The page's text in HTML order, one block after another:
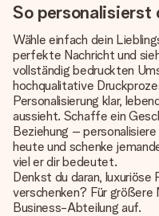
So personalisierst
Wähle einfach dein
perfekte Nachricht und
vollständig bedruckten
hochqualitative
Personalisierung klar,
aussieht. Schaffe ein
Beziehung –
heute und schenke
viel er dir bedeutet.
Denkst du daran, luxuriöse
verschenken? Für
Business-Abteilung auf.